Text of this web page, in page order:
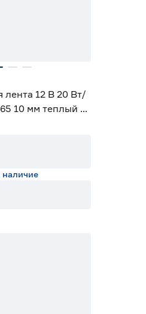
лента 12 В 20 Вт/
10 мм теплый 5
наличие